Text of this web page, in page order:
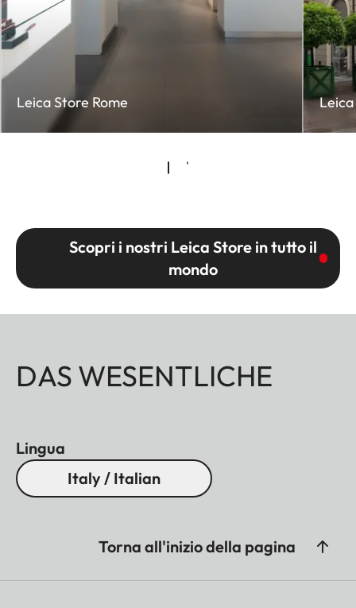
Leica Store Rome
Scopri i nostri Leica Store in tutto il
mondo
DAS WESENTLICHE
Lingua
Italy / Italian
Torna all'inizio della pagina